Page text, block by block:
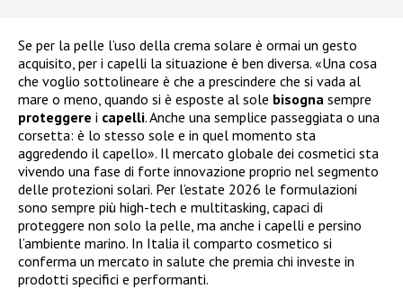
Se per la pelle l’uso della crema solare è ormai un gesto
acquisito, per i capelli la situazione è ben diversa. «Una cosa
che voglio sottolineare è che a prescindere che si vada al
mare o meno, quando si è esposte al sole bisogna sempre
proteggere i capelli. Anche una semplice passeggiata o una
corsetta: è lo stesso sole e in quel momento sta
aggredendo il capello». Il mercato globale dei cosmetici sta
vivendo una fase di forte innovazione proprio nel segmento
delle protezioni solari. Per l’estate 2026 le formulazioni
sono sempre più high-tech e multitasking, capaci di
proteggere non solo la pelle, ma anche i capelli e persino
l’ambiente marino. In Italia il comparto cosmetico si
conferma un mercato in salute che premia chi investe in
prodotti specifici e performanti.